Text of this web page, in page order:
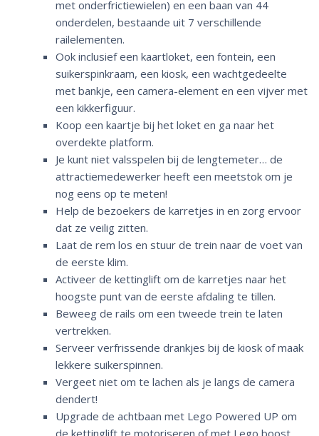
met onderfrictiewielen) en een baan van 44
onderdelen, bestaande uit 7 verschillende
railelementen.
Ook inclusief een kaartloket, een fontein, een
suikerspinkraam, een kiosk, een wachtgedeelte
met bankje, een camera-element en een vijver met
een kikkerfiguur.
Koop een kaartje bij het loket en ga naar het
overdekte platform.
Je kunt niet valsspelen bij de lengtemeter… de
attractiemedewerker heeft een meetstok om je
nog eens op te meten!
Help de bezoekers de karretjes in en zorg ervoor
dat ze veilig zitten.
Laat de rem los en stuur de trein naar de voet van
de eerste klim.
Activeer de kettinglift om de karretjes naar het
hoogste punt van de eerste afdaling te tillen.
Beweeg de rails om een tweede trein te laten
vertrekken.
Serveer verfrissende drankjes bij de kiosk of maak
lekkere suikerspinnen.
Vergeet niet om te lachen als je langs de camera
dendert!
Upgrade de achtbaan met Lego Powered UP om
de kettinglift te motoriseren of met Lego boost